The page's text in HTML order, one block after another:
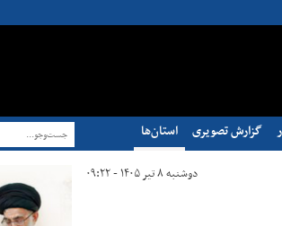
گزارش تصویری استان‌ها
دوشنبه ۸ تیر ۱۴۰۵ - ۰۹:۲۲